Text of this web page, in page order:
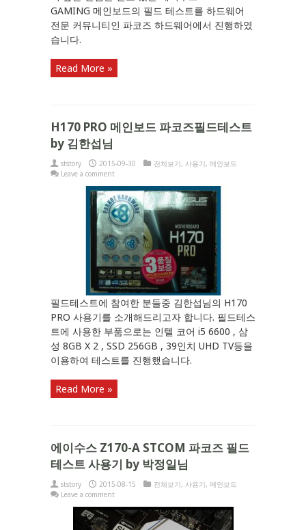
GAMING 메인보드의 필드 테스트를 하드웨어
전문 커뮤니티인 파코즈 하드웨어에서 진행하였
습니다.
Read More »
H170 PRO 메인보드 파코즈필드테스트
by 김한섭님
ststory 2015-09-30 전체보기, 사용기, 메인보드
Leave a comment
필드테스트에 참여한 분들중 김한섭님의 H170
PRO 사용기를 소개해드리고자 합니다. 필드테스
트에 사용한 부품으로는 인텔 코어 i5 6600 , 삼
성 8GB X 2 , SSD 256GB , 39인치 UHD TV등을
이용하여 테스트를 진행했습니다.
Read More »
에이수스 Z170-A STCOM 파코즈 필드
테스트 사용기 by 박정일님
ststory 2015-08-15 전체보기, 사용기, 메인보드
Leave a comment